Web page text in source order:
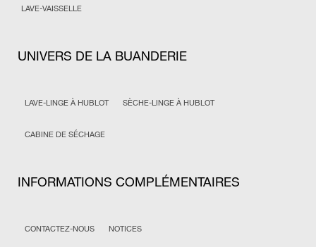
LAVE-VAISSELLE
UNIVERS DE LA BUANDERIE
LAVE-LINGE À HUBLOT SÈCHE-LINGE À HUBLOT
CABINE DE SÉCHAGE
INFORMATIONS COMPLÉMENTAIRES
CONTACTEZ-NOUS NOTICES